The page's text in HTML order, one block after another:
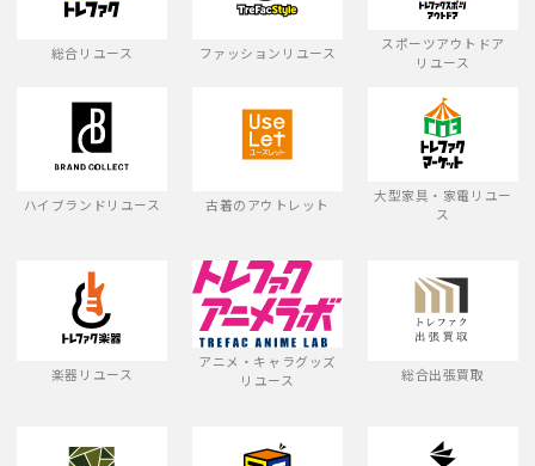
総合リユース ファッションリユース
スポーツアウトドア
リユース
ハイブランドリユース 古着のアウトレット
大型家具・家電リユー
ス
楽器リユース
アニメ・キャラグッズ
リユース
総合出張買取